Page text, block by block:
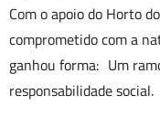
Com o apoio do Horto
comprometido com a
ganhou forma: Um
responsabilidade social.